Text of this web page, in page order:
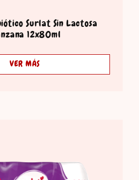
Surlat Sin Lactosa
12x80ml
VER MÁS